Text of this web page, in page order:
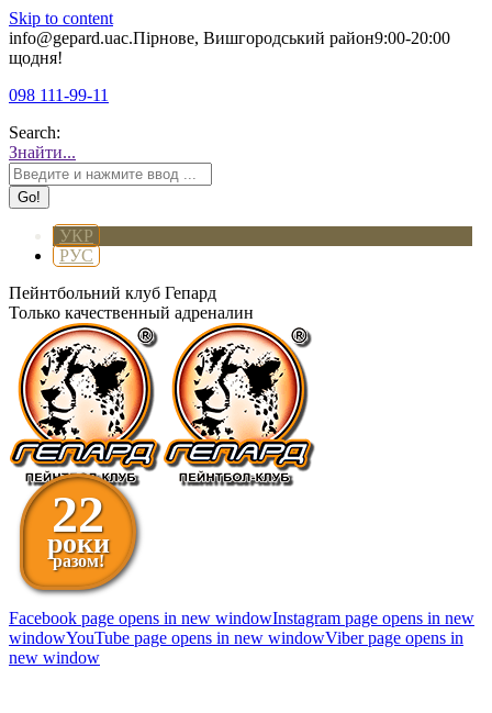
Skip to content
info@gepard.uaс.Пірнове, Вишгородський район9:00-20:00
щодня!
098 111-99-11
Search:
Знайти...
УКР
РУС
Пейнтбольний клуб Гепард
Только качественный адреналин
22
роки
разом!
Facebook page opens in new windowInstagram page opens in new
windowYouTube page opens in new windowViber page opens in
new window